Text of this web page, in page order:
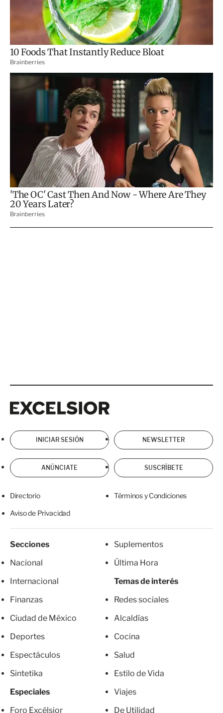
INICIAR SESIÓN NEWSLETTER
ANÚNCIATE SUSCRÍBETE
Directorio Términos y Condiciones
Aviso de Privacidad
Secciones
Nacional
Internacional
Finanzas
Ciudad de México
Deportes
Espectáculos
Sintetika
Especiales
Foro Excélsior
Suplementos
Última Hora
Temas de interés
Redes sociales
Alcaldías
Cocina
Salud
Estilo de Vida
Viajes
De Utilidad